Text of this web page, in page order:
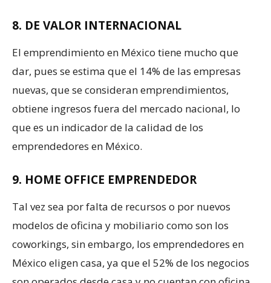
8. DE VALOR INTERNACIONAL
El emprendimiento en México tiene mucho que
dar, pues se estima que el 14% de las empresas
nuevas, que se consideran emprendimientos,
obtiene ingresos fuera del mercado nacional, lo
que es un indicador de la calidad de los
emprendedores en México.
9. HOME OFFICE EMPRENDEDOR
Tal vez sea por falta de recursos o por nuevos
modelos de oficina y mobiliario como son los
coworkings, sin embargo, los emprendedores en
México eligen casa, ya que el 52% de los negocios